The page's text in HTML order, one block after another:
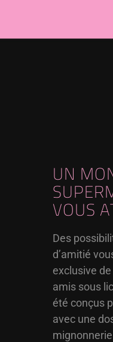
UN
VOUS
Des
d’amitié
exclusive
amis sous
été conçus
avec une